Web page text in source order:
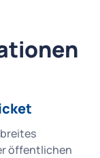
öffentlichen